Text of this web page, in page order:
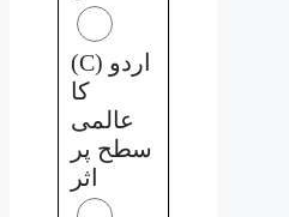
(C) اردو
کا
عالمی
سطح پر
اثر